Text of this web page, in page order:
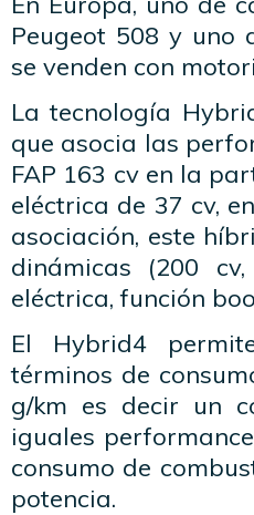
Peugeot 508 y uno
se venden con
La tecnología
que asocia las
FAP 163 cv en la
eléctrica de 37 cv,
asociación, este
dinámicas (200
eléctrica, función
El Hybrid4
términos de
g/km es decir un
iguales
consumo de
potencia.